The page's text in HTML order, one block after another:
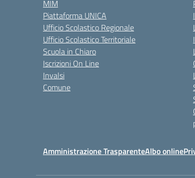
MIM
Piattaforma UNICA
Ufficio Scolastico Regionale
Ufficio Scolastico Territoriale
Scuola in Chiaro
Iscrizioni On Line
Invalsi
Comune
Amministrazione TrasparenteAlbo online